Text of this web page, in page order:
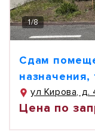
1/8
Сдам
назначения,
ул Кирова, д.
Цена по